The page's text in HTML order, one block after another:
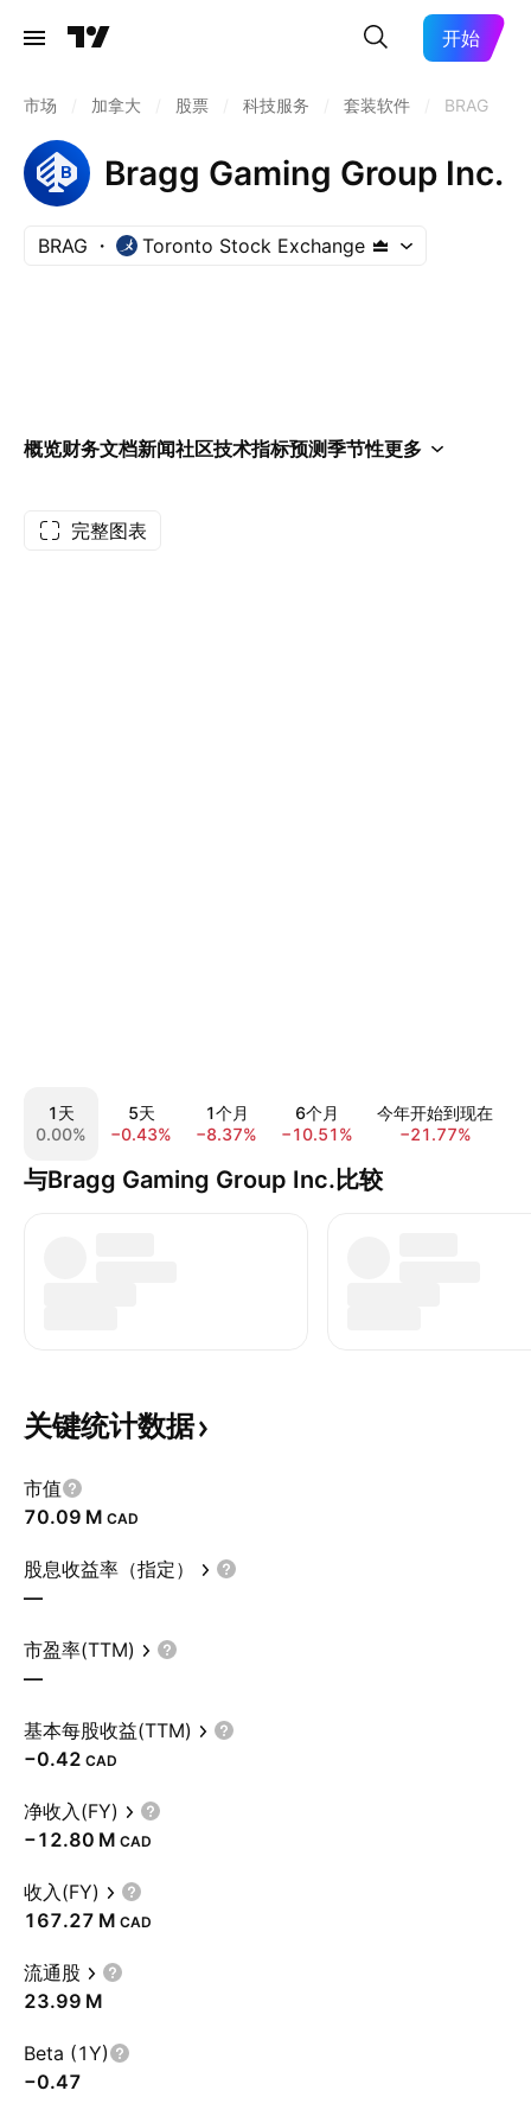
开始
市场 加拿大 股票 科技服务 套装软件 BRAG
Bragg Gaming Group Inc.
BRAG Toronto Stock Exchange
概览财务文档新闻社区技术指标预测季节性更多
完整图表
1天
0.00%
5天
−0.43%
1个月
−8.37%
6个月
−10.51%
今年开始到现在
−21.77%
与Bragg Gaming Group Inc.比较
关键统计数据
市值
‪70.09 M‬ CAD
股息收益率（指定）
—
市盈率(TTM)
—
基本每股收益(TTM)
−0.42 CAD
净收入(FY)
‪−12.80 M‬ CAD
收入(FY)
‪167.27 M‬ CAD
流通股
‪23.99 M‬
Beta (1Y)
−0.47